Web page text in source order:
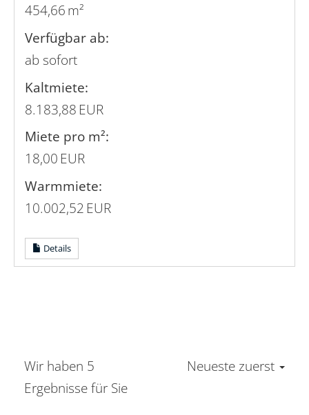
454,66 m²
Verfügbar ab:
ab sofort
Kaltmiete:
8.183,88 EUR
Miete pro m²:
18,00 EUR
Warmmiete:
10.002,52 EUR
Details
Wir haben 5
Ergebnisse für Sie
Neueste zuerst